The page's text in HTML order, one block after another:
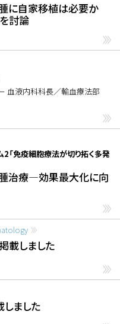
に自家移植は必要か
討論
血液内科科長／輸血療法部
2「免疫細胞療法が切り拓く多発
治療―効果最大化に向
載しました
ました